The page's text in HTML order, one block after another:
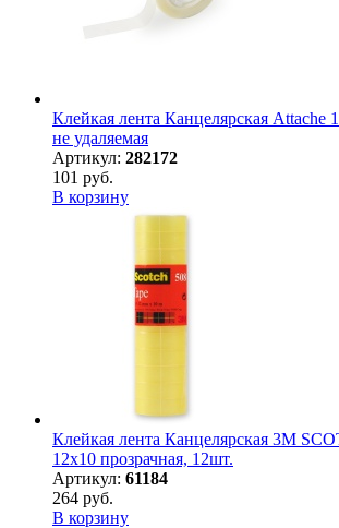
Клейкая лента Канцелярская Attache
не удаляемая
Артикул: 282172
101 руб.
В корзину
Клейкая лента Канцелярская 3M
12х10 прозрачная, 12шт.
Артикул: 61184
264 руб.
В корзину